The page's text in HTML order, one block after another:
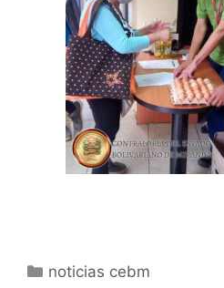
noticias cebm